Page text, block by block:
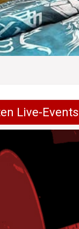
Live-Events